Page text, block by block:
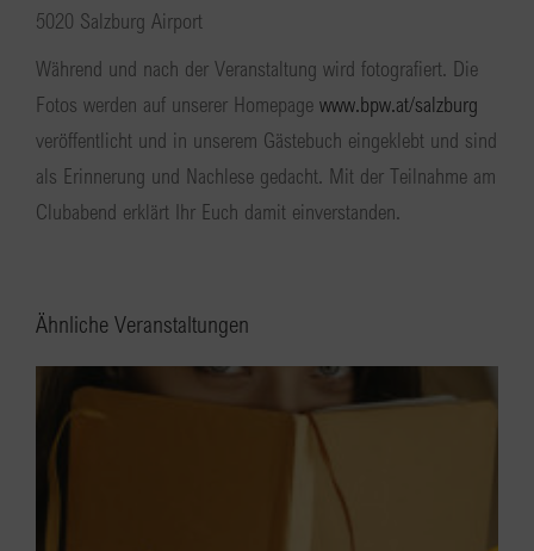
5020 Salzburg Airport
Während und nach der Veranstaltung wird fotografiert. Die
Fotos werden auf unserer Homepage www.bpw.at/salzburg
veröffentlicht und in unserem Gästebuch eingeklebt und sind
als Erinnerung und Nachlese gedacht. Mit der Teilnahme am
Clubabend erklärt Ihr Euch damit einverstanden.
Ähnliche Veranstaltungen